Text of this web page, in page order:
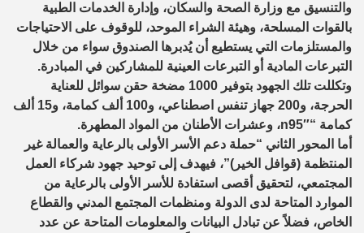
والتنسيق مع وزارة الصحة والسكان، وإدارة الخدمات الطبية
بالقوات المسلحة، وهيئة الشراء الموحد، للوقوف على الاحتياجات
والمستلزمات التي يستطيع أن يُدبرها الصندوق سواء من خلال
التبرعات المادية أو التبرعات العينية للمشاركين في المبادرة.
وتكللت تلك الجهود بتوفير 1000 مضخة حقن سوائل للعناية
الحرجة، و200 جهاز تنفس اصطناعي، و100 ألف كمامة، و15 ألف
كمامة “n95″، وعشرات الأطنان من المواد المطهرة.
أما المحور الثاني “حملة دعم الأسر الأولى بالرعاية والعمالة غير
المنتظمة (قوافل الخير)”، فيهدف إلى توحيد جهود شركاء العمل
المجتمعي، لتحقيق أقصى استفادة للأسر الأولى بالرعاية من
الموارد المتاحة لدى الدولة ومنظمات المجتمع المدني والقطاع
الخاص، فضلاً عن تبادل البيانات والمعلومات المتاحة عن عدد